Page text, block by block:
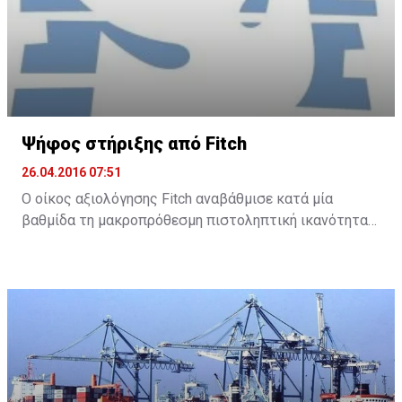
Ψήφος στήριξης από Fitch
26.04.2016 07:51
Ο οίκος αξιολόγησης Fitch αναβάθμισε κατά μία
βαθμίδα τη μακροπρόθεσμη πιστοληπτική ικανότητα
Συγκεκριμένα, ο Fitch ανακοίνωσε ότι αναβάθμισε την
Τράπεζα Κύπρου στο B- από CCC και την Ελληνική σε B
από B-.
Σύμφωνα με την ανακοίνωσή του, ο οίκος αναμένει